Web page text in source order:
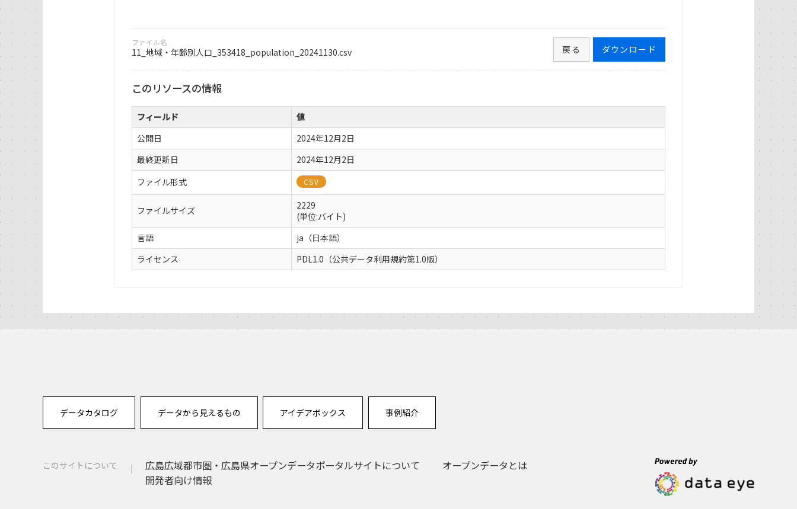
ファイル名
11_地域・年齢別人口_353418_population_20241130.csv ダウンロード
戻る
このリソースの情報
フィールド
値
公開日
2024年12月2日
最終更新日
2024年12月2日
ファイル形式
CSV
ファイルサイズ
2229
(単位:バイト)
言語
ja（日本語）
ライセンス
PDL1.0（公共データ利用規約第1.0版）
データカタログ データから見えるもの アイデアボックス 事例紹介
このサイトについて 広島広域都市圏・広島県オープンデータポータルサイトについて
オープンデータとは
開発者向け情報